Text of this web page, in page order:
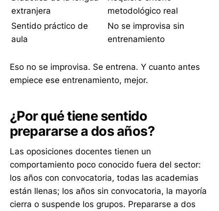
extranjera
metodológico real
Sentido práctico de
aula
No se improvisa sin
entrenamiento
Eso no se improvisa. Se entrena. Y cuanto antes
empiece ese entrenamiento, mejor.
¿Por qué tiene sentido
prepararse a dos años?
Las oposiciones docentes tienen un
comportamiento poco conocido fuera del sector:
los años con convocatoria, todas las academias
están llenas; los años sin convocatoria, la mayoría
cierra o suspende los grupos. Prepararse a dos